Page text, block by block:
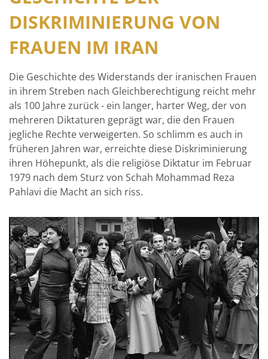
DISKRIMINIERUNG VON
FRAUEN IM IRAN
Die Geschichte des Widerstands der iranischen Frauen
in ihrem Streben nach Gleichberechtigung reicht mehr
als 100 Jahre zurück - ein langer, harter Weg, der von
mehreren Diktaturen geprägt war, die den Frauen
jegliche Rechte verweigerten. So schlimm es auch in
früheren Jahren war, erreichte diese Diskriminierung
ihren Höhepunkt, als die religiöse Diktatur im Februar
1979 nach dem Sturz von Schah Mohammad Reza
Pahlavi die Macht an sich riss.